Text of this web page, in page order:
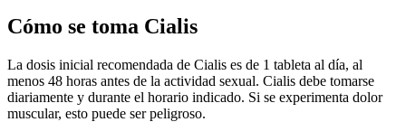
Cómo se toma Cialis
La dosis inicial recomendada de Cialis es de 1 tableta al día, al
menos 48 horas antes de la actividad sexual. Cialis debe tomarse
diariamente y durante el horario indicado. Si se experimenta dolor
muscular, esto puede ser peligroso.